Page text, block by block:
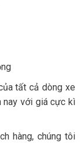
tất cả dòng xe
nay với giá cực kì
hàng, chúng tôi